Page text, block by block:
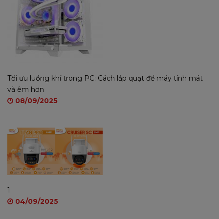
Tối ưu luồng khí trong PC: Cách lắp quạt để máy tính mát
và êm hơn
08/09/2025
1
04/09/2025